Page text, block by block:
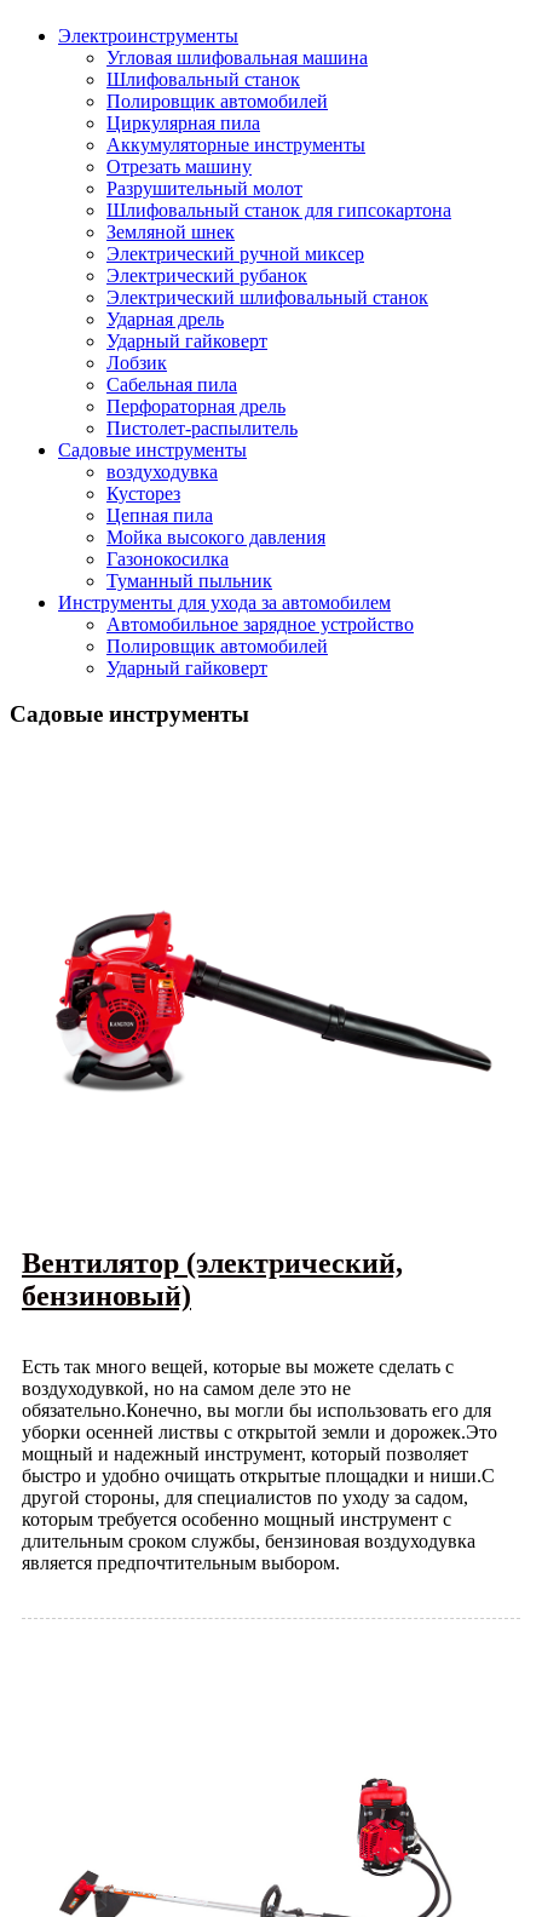
Электроинструменты
Угловая шлифовальная машина
Шлифовальный станок
Полировщик автомобилей
Циркулярная пила
Аккумуляторные инструменты
Отрезать машину
Разрушительный молот
Шлифовальный станок для гипсокартона
Земляной шнек
Электрический ручной миксер
Электрический рубанок
Электрический шлифовальный станок
Ударная дрель
Ударный гайковерт
Лобзик
Сабельная пила
Перфораторная дрель
Пистолет-распылитель
Садовые инструменты
воздуходувка
Кусторез
Цепная пила
Мойка высокого давления
Газонокосилка
Туманный пыльник
Инструменты для ухода за автомобилем
Автомобильное зарядное устройство
Полировщик автомобилей
Ударный гайковерт
Садовые инструменты
Вентилятор (электрический,
бензиновый)
Есть так много вещей, которые вы можете сделать с
воздуходувкой, но на самом деле это не
обязательно.Конечно, вы могли бы использовать его для
уборки осенней листвы с открытой земли и дорожек.Это
мощный и надежный инструмент, который позволяет
быстро и удобно очищать открытые площадки и ниши.С
другой стороны, для специалистов по уходу за садом,
которым требуется особенно мощный инструмент с
длительным сроком службы, бензиновая воздуходувка
является предпочтительным выбором.